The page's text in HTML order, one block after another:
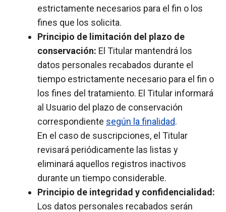
estrictamente necesarios para el fin o los
fines que los solicita.
Principio de limitación del plazo de
conservación: El Titular mantendrá los
datos personales recabados durante el
tiempo estrictamente necesario para el fin o
los fines del tratamiento. El Titular informará
al Usuario del plazo de conservación
correspondiente según la finalidad.
En el caso de suscripciones, el Titular
revisará periódicamente las listas y
eliminará aquellos registros inactivos
durante un tiempo considerable.
Principio de integridad y confidencialidad:
Los datos personales recabados serán